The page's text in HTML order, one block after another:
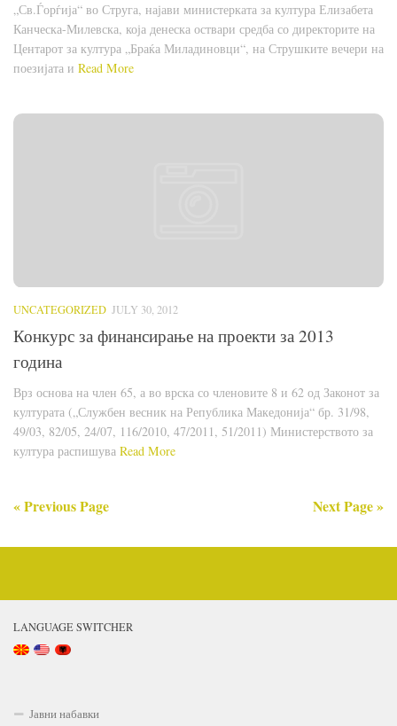
„Св.Ѓорѓија“ во Струга, најави министерката за култура Елизабета
Канческа-Милевска, која денеска оствари средба со директорите на
Центарот за култура „Браќа Миладиновци“, на Струшките вечери на
поезијата и Read More
UNCATEGORIZED JULY 30, 2012
Конкурс за финансирање на проекти за 2013
година
Врз основа на член 65, а во врска со членовите 8 и 62 од Законот за
културата („Службен весник на Република Македонија“ бр. 31/98,
49/03, 82/05, 24/07, 116/2010, 47/2011, 51/2011) Министерството за
култура распишува Read More
« Previous Page Next Page »
LANGUAGE SWITCHER
Јавни набавки